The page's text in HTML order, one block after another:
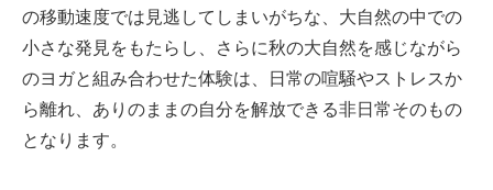
の移動速度では見逃してしまいがちな、大自然の中での
小さな発見をもたらし、さらに秋の大自然を感じながら
のヨガと組み合わせた体験は、日常の喧騒やストレスか
ら離れ、ありのままの自分を解放できる非日常そのもの
となります。